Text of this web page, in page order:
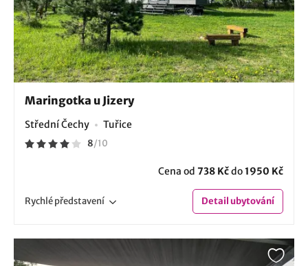
Maringotka u Jizery
Střední Čechy Tuřice
8/10
Cena od 738 Kčdo1950 Kč
Rychlépředstavení Detailubytování